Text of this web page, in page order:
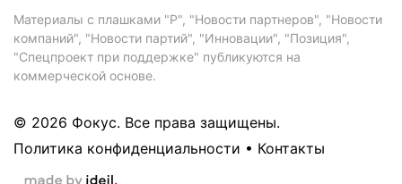
Материалы с плашками "Р", "Новости партнеров", "Новости
компаний", "Новости партий", "Инновации", "Позиция",
"Спецпроект при поддержке" публикуются на
коммерческой основе.
© 2026 Фокус. Все права защищены.
Политика конфиденциальности • Контакты